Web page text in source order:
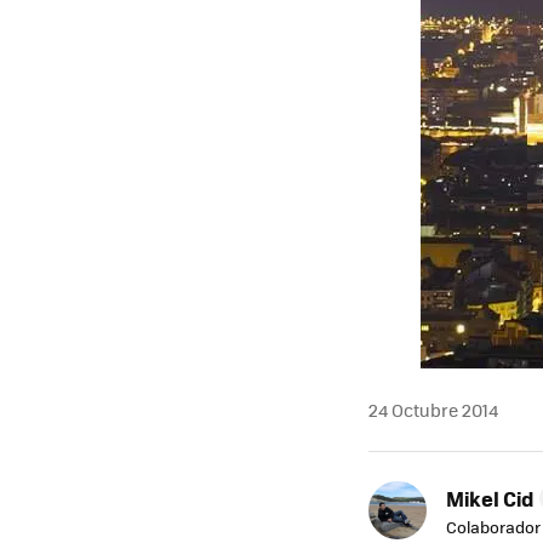
24 Octubre 2014
Mikel Cid
Colaborador